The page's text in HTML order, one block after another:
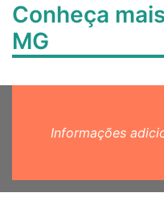
Conheça
MG
Informações